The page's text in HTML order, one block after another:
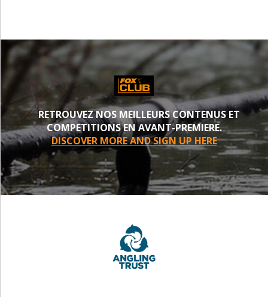
RETROUVEZ NOS MEILLEURS CONTENUS ET
COMPETITIONS EN AVANT-PREMIERE.
DISCOVER MORE AND SIGN UP HERE